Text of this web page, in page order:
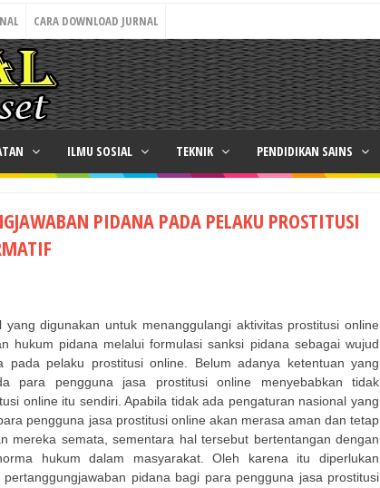
CARA DOWNLOAD JURNAL
ILMU SOSIAL TEKNIK PENDIDIKAN SAINS
PIDANA PADA PELAKU PROSTITUSI
digunakan untuk menanggulangi aktivitas prostitusi online
hukum pidana melalui formulasi sanksi pidana sebagai wujud
pada pelaku prostitusi online. Belum adanya ketentuan yang
para pengguna jasa prostitusi online menyebabkan tidak
online itu sendiri. Apabila tidak ada pengaturan nasional yang
pengguna jasa prostitusi online akan merasa aman dan tetap
mereka semata, sementara hal tersebut bertentangan dengan
hukum dalam masyarakat. Oleh karena itu diperlukan
pidana bagi para pengguna jasa prostitusi